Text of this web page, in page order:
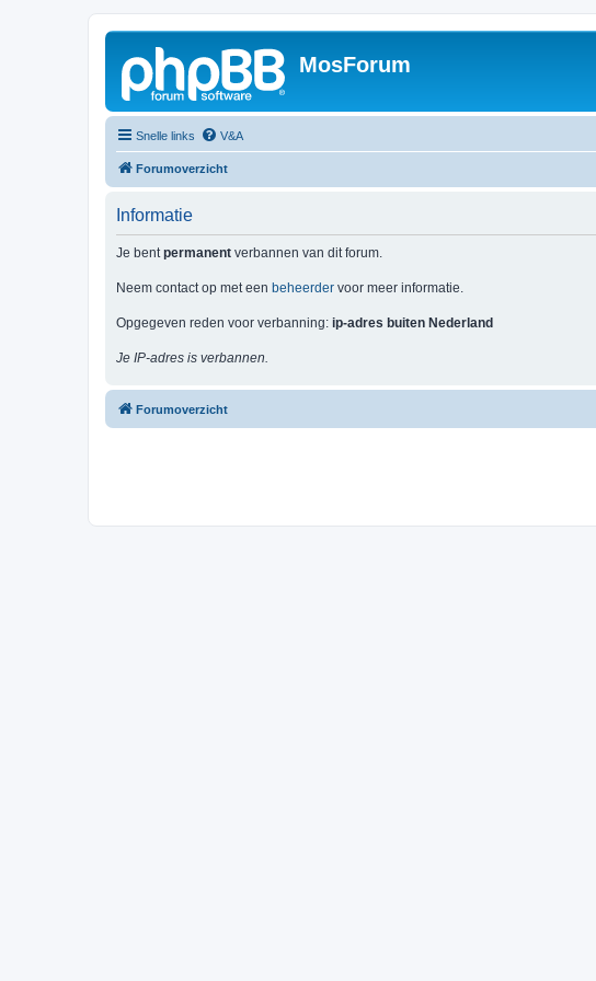
MosForum
Snelle links V&A
Forumoverzicht
Informatie
Je bentpermanent verbannen van dit forum.
Neem contact op met een beheerder voor meer informatie.
Opgegeven reden voor verbanning: ip-adres buiten Nederland
Je IP-adres is verbannen.
Forumoverzicht